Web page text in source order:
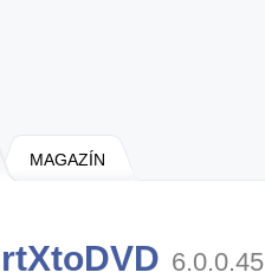
MAGAZÍN
6.0.0.45